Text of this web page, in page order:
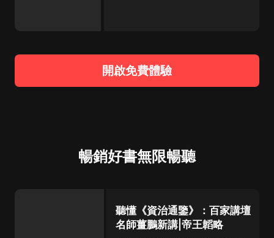
開啟免費體驗
暢銷好書無限暢聽
聽懂《資治通鑒》：百家講壇
名師薑鵬新講|帝王韜略